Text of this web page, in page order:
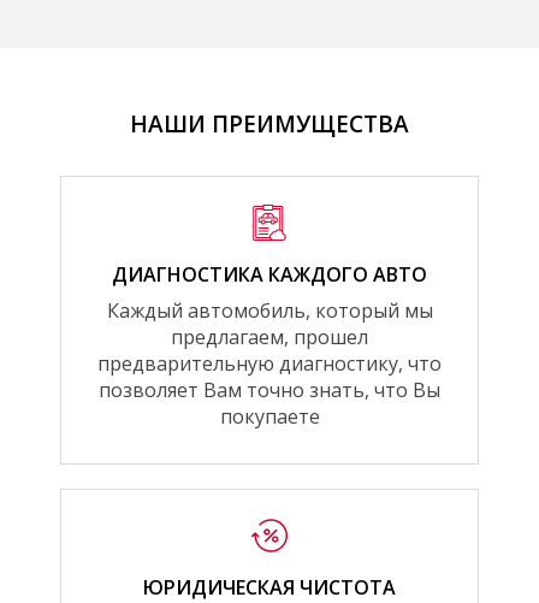
НАШИ ПРЕИМУЩЕСТВА
ДИАГНОСТИКА КАЖДОГО АВТО
Каждый автомобиль, который мы
предлагаем, прошел
предварительную диагностику, что
позволяет Вам точно знать, что Вы
покупаете
ЮРИДИЧЕСКАЯ ЧИСТОТА